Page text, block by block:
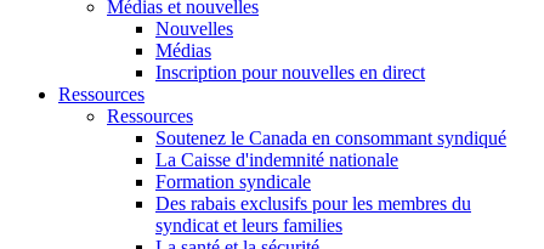
Médias et nouvelles
Nouvelles
Médias
Inscription pour nouvelles en direct
Ressources
Ressources
Soutenez le Canada en consommant syndiqué
La Caisse d'indemnité nationale
Formation syndicale
Des rabais exclusifs pour les membres du
syndicat et leurs families